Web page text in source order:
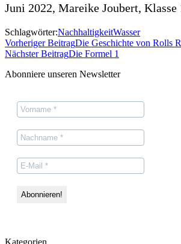
Juni 2022, Mareike Joubert, Klasse
Schlagwörter:NachhaltigkeitWasser
Vorheriger BeitragDie Geschichte von Rolls
Nächster BeitragDie Formel 1
Abonniere unseren Newsletter
Kategorien